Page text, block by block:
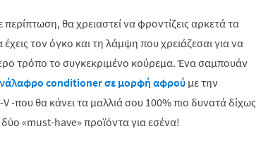
περίπτωση, θα χρειαστεί να φροντίζεις αρκετά τα
τον όγκο και τη λάμψη που χρειάζεσαι για να
τρόπο το συγκεκριμένο κούρεμα. Ένα σαμπουάν
conditioner σε μορφή αφρού με την
-που θα κάνει τα μαλλιά σου 100% πιο δυνατά δίχως
«must-have» προϊόντα για εσένα!